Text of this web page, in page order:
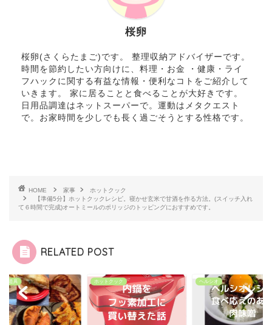
桜卵
桜卵(さくらたまご)です。 整理収納アドバイザーです。
時間を節約したい方向けに、料理・お金 ・健康・ライ
フハックに関する有益な情報・便利なコトをご紹介して
いきます。 家に居ることと食べることが大好きです。
日用品調達はネットスーパーで。運動はメタクエスト
で。お家時間を少しでも長く過ごそうとする性格です。
HOME 家事
ホットクック
【準備5分】ホットクックレシピ。寝かせ玄米で甘酒を作る方法。(スイッチ入れ
て６時間で完成)オートミールのポリッジのトッピングにおすすめです。
RELATED POST
ン道具 ホットクック ヘルシオ